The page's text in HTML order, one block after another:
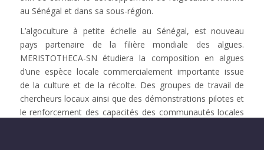
au Sénégal et dans sa sous-région.
L’algoculture à petite échelle au Sénégal, est nouveau
pays partenaire de la filière mondiale des algues.
MERISTOTHECA-SN étudiera la composition en algues
d’une espèce locale commercialement importante issue
de la culture et de la récolte. Des groupes de travail de
chercheurs locaux ainsi que des démonstrations pilotes et
le renforcement des capacités des communautés locales